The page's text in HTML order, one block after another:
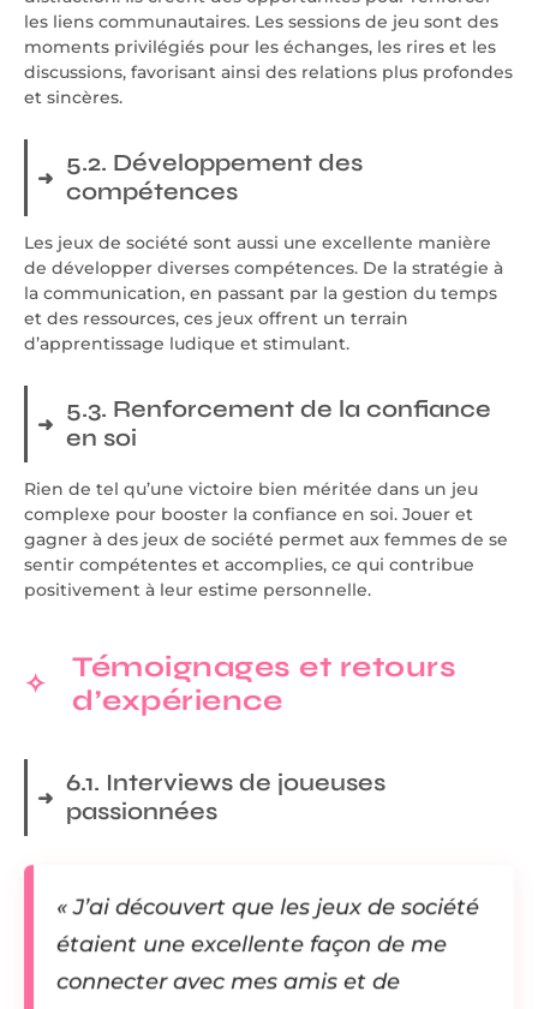
les liens communautaires. Les sessions de jeu sont des
moments privilégiés pour les échanges, les rires et les
discussions, favorisant ainsi des relations plus profondes
et sincères.
5.2. Développement des
compétences
Les jeux de société sont aussi une excellente manière
de développer diverses compétences. De la stratégie à
la communication, en passant par la gestion du temps
et des ressources, ces jeux offrent un terrain
d’apprentissage ludique et stimulant.
5.3. Renforcement de la confiance
en soi
Rien de tel qu’une victoire bien méritée dans un jeu
complexe pour booster la confiance en soi. Jouer et
gagner à des jeux de société permet aux femmes de se
sentir compétentes et accomplies, ce qui contribue
positivement à leur estime personnelle.
Témoignages et retours
d’expérience
6.1. Interviews de joueuses
passionnées
« J’ai découvert que les jeux de société
étaient une excellente façon de me
connecter avec mes amis et de